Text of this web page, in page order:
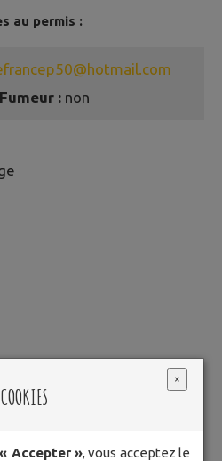
au permis :
Fumeur : non
×
« Accepter », vous acceptez le